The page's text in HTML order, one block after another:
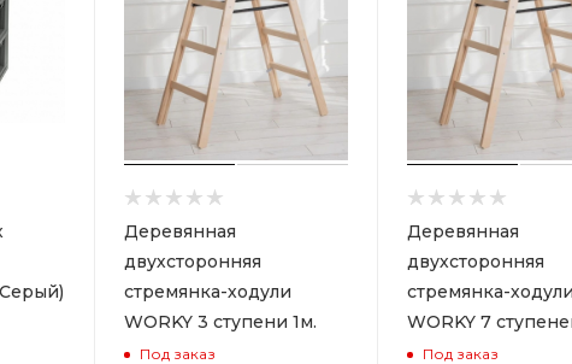
Деревянная
двухсторонняя
стремянка-ходули
WORKY 3 ступени 1м.
Под заказ
Деревянная
двухсторонняя
стремянка-ходули
WORKY 7
Под заказ